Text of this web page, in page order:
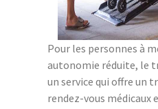
Pour les personnes à
autonomie réduite, le
un service qui offre un
rendez-vous médicaux